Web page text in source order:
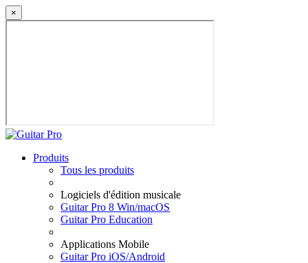
×
Produits
Tous les produits
Logiciels d'édition musicale
Guitar Pro 8 Win/macOS
Guitar Pro Education
Applications Mobile
Guitar Pro iOS/Android